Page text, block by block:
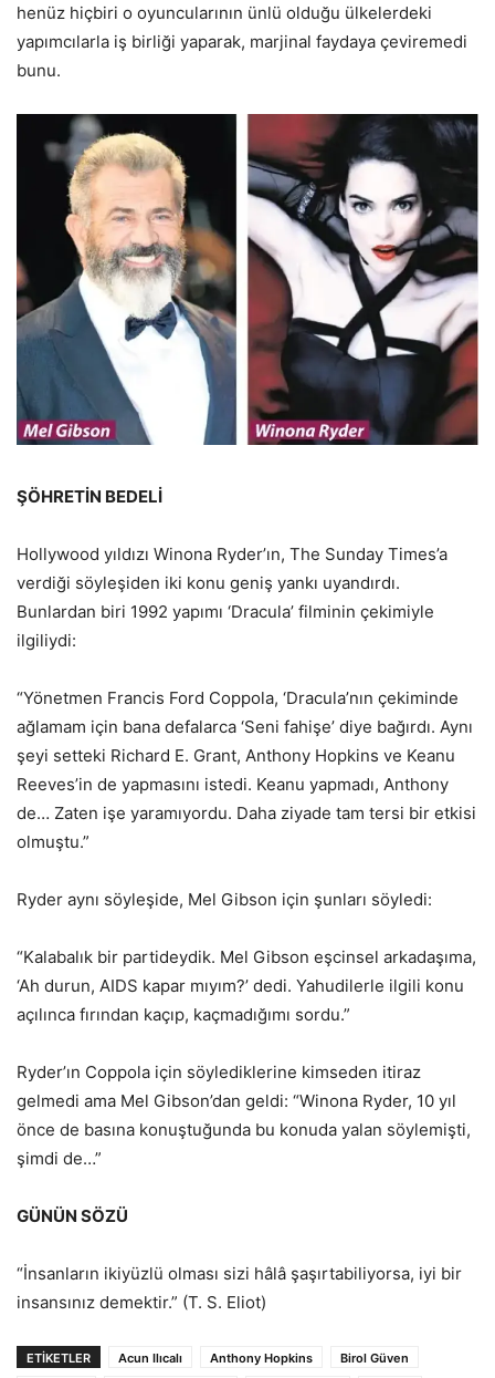
henüz hiçbiri o oyuncularının ünlü olduğu ülkelerdeki
yapımcılarla iş birliği yaparak, marjinal faydaya çeviremedi
bunu.
ŞÖHRETİN BEDELİ
Hollywood yıldızı Winona Ryder’ın, The Sunday Times’a
verdiği söyleşiden iki konu geniş yankı uyandırdı.
Bunlardan biri 1992 yapımı ‘Dracula’ filminin çekimiyle
ilgiliydi:
“Yönetmen Francis Ford Coppola, ‘Dracula’nın çekiminde
ağlamam için bana defalarca ‘Seni fahişe’ diye bağırdı. Aynı
şeyi setteki Richard E. Grant, Anthony Hopkins ve Keanu
Reeves’in de yapmasını istedi. Keanu yapmadı, Anthony
de… Zaten işe yaramıyordu. Daha ziyade tam tersi bir etkisi
olmuştu.”
Ryder aynı söyleşide, Mel Gibson için şunları söyledi:
“Kalabalık bir partideydik. Mel Gibson eşcinsel arkadaşıma,
‘Ah durun, AIDS kapar mıyım?’ dedi. Yahudilerle ilgili konu
açılınca fırından kaçıp, kaçmadığımı sordu.”
Ryder’ın Coppola için söylediklerine kimseden itiraz
gelmedi ama Mel Gibson’dan geldi: “Winona Ryder, 10 yıl
önce de basına konuştuğunda bu konuda yalan söylemişti,
şimdi de…”
GÜNÜN SÖZÜ
“İnsanların ikiyüzlü olması sizi hâlâ şaşırtabiliyorsa, iyi bir
insansınız demektir.” (T. S. Eliot)
ETİKETLER Acun Ilıcalı Anthony Hopkins
Birol Güven